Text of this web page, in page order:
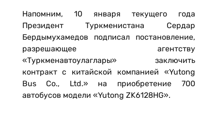
Напомним, 10 января текущего года
Президент Туркменистана Сердар
Бердымухамедов подписал постановление,
разрешающее агентству
«Туркменавтоулаглары» заключить
контракт с китайской компанией «Yutong
Bus Co., Ltd.» на приобретение 700
автобусов модели «Yutong ZK6128HG».